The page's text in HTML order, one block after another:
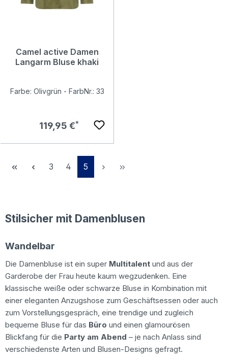
Camel active Damen
Langarm Bluse khaki
Farbe: Olivgrün - FarbNr.: 33
Regulärer Preis:
119,95 €
Seite
3 Seite
4 Seite
5
Stilsicher mit Damenblusen
Wandelbar
Die Damenbluse ist ein super Multitalent und aus der
Garderobe der Frau heute kaum wegzudenken. Eine
klassische weiße oder schwarze Bluse in Kombination mit
einer eleganten Anzugshose zum Geschäftsessen oder auch
zum Vorstellungsgespräch, eine trendige und zugleich
bequeme Bluse für das Büro und einen glamourösen
Blickfang für die Party am Abend – je nach Anlass sind
verschiedenste Arten und Blusen-Designs gefragt.